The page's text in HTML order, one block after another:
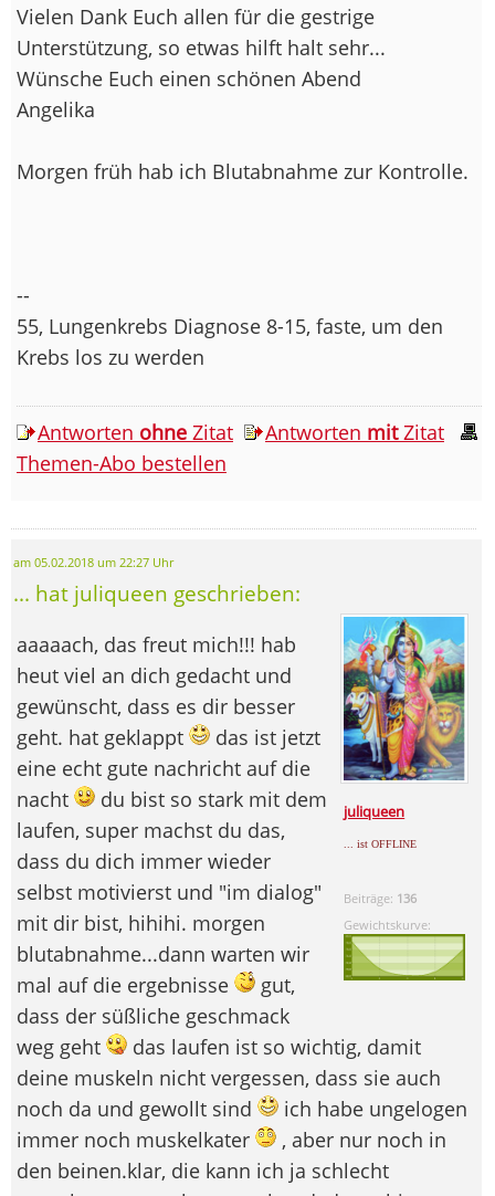
Vielen Dank Euch allen für die gestrige
Unterstützung, so etwas hilft halt sehr...
Wünsche Euch einen schönen Abend
Angelika
Morgen früh hab ich Blutabnahme zur Kontrolle.
--
55, Lungenkrebs Diagnose 8-15, faste, um den
Krebs los zu werden
Antworten ohne Zitat Antworten mitZitat
Themen-Abo bestellen
am 05.02.2018 um 22:27 Uhr
... hat juliqueen geschrieben:
juliqueen
... ist OFFLINE
Beiträge: 136
Gewichtskurve:
aaaaach, das freut mich!!! hab
heut viel an dich gedacht und
gewünscht, dass es dir besser
geht. hat geklappt
das ist jetzt
eine echt gute nachricht auf die
nacht
du bist so stark mit dem
laufen, super machst du das,
dass du dich immer wieder
selbst motivierst und "im dialog"
mit dir bist, hihihi. morgen
blutabnahme...dann warten wir
mal auf die ergebnisse
gut,
dass der süßliche geschmack
weg geht
das laufen ist so wichtig, damit
deine muskeln nicht vergessen, dass sie auch
noch da und gewollt sind
ich habe ungelogen
immer noch muskelkater
, aber nur noch in
den beinen.klar, die kann ich ja schlecht